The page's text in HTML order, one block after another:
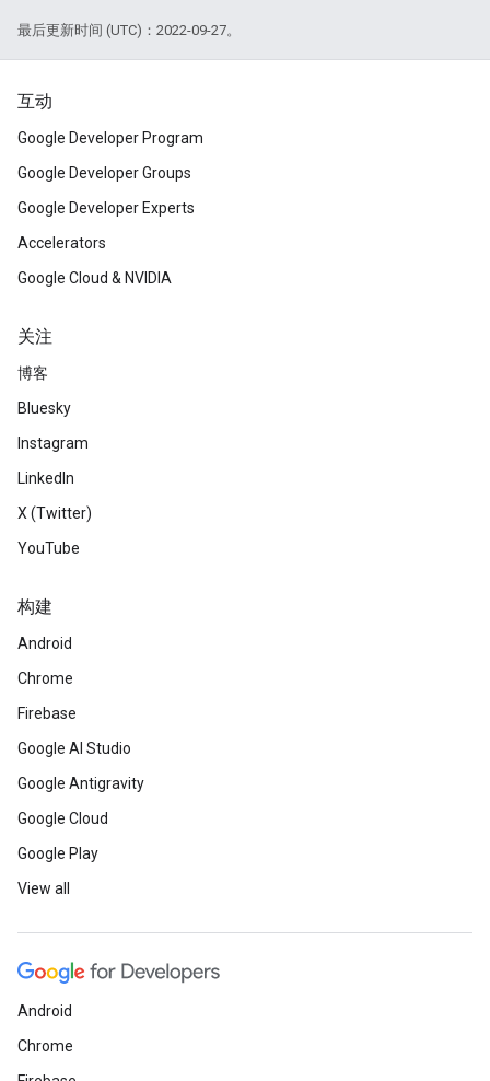
最后更新时间 (UTC)：2022-09-27。
互动
Google Developer Program
Google Developer Groups
Google Developer Experts
Accelerators
Google Cloud & NVIDIA
关注
博客
Bluesky
Instagram
LinkedIn
X (Twitter)
YouTube
构建
Android
Chrome
Firebase
Google AI Studio
Google Antigravity
Google Cloud
Google Play
View all
Android
Chrome